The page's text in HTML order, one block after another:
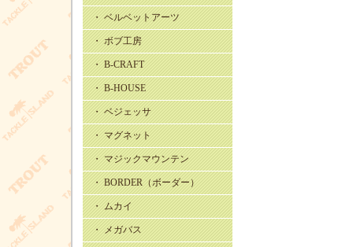
・ ベルベットアーツ
・ ボブ工房
・ B-CRAFT
・ B-HOUSE
・ ベジェッサ
・ マグネット
・ マジックマウンテン
・ BORDER（ボーダー）
・ ムカイ
・ メガバス